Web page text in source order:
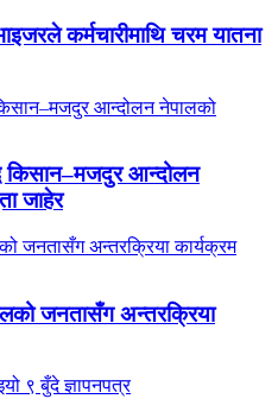
कर्मचारीमाथि चरम यातना
किसान–मजदुर आन्दोलन
जाहेर
जनतासँग अन्तरक्रिया